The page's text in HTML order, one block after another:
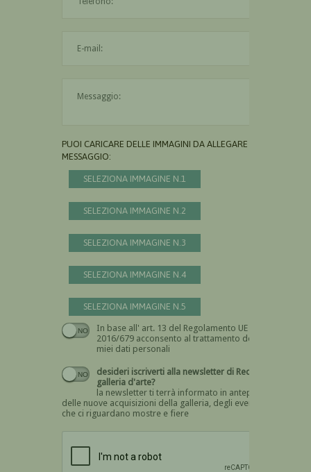
PUOI CARICARE DELLE IMMAGINI DA ALLEGARE AL
MESSAGGIO:
SELEZIONA IMMAGINE N.1
SELEZIONA IMMAGINE N.2
SELEZIONA IMMAGINE N.3
SELEZIONA IMMAGINE N.4
SELEZIONA IMMAGINE N.5
In base all' art. 13 del Regolamento UE n.
2016/679 acconsento al trattamento dei
miei dati personali
Devi dare il consenso
desideri iscriverti alla newsletter di Recta
galleria d'arte?
la newsletter ti terrà informato in anteprima
delle nuove acquisizioni della galleria, degli eventi
che ci riguardano mostre e fiere